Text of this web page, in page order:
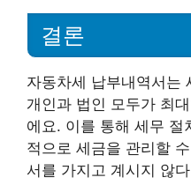
결론
자동차세 납부내역서는
개인과 법인 모두가 최
에요. 이를 통해 세무 절
적으로 세금을 관리할
서를 가지고 계시지 않